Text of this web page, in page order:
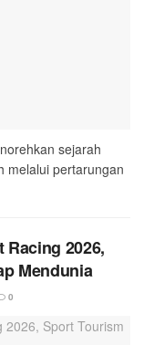
sejarah
melalui pertarungan
2026,
Mendunia
0